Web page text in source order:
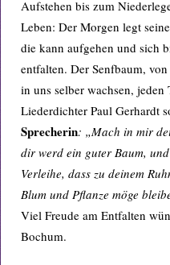
Aufstehen bis zum
Leben: Der Morgen legt
die kann aufgehen und sich
entfalten. Der Senfbaum,
in uns selber wachsen, jeden
Liederdichter Paul Gerhardt
Sprecherin: „Mach in mir
dir werd ein guter Baum,
Verleihe, dass zu deinem
Blum und Pflanze möge
Viel Freude am Entfalten
Bochum.